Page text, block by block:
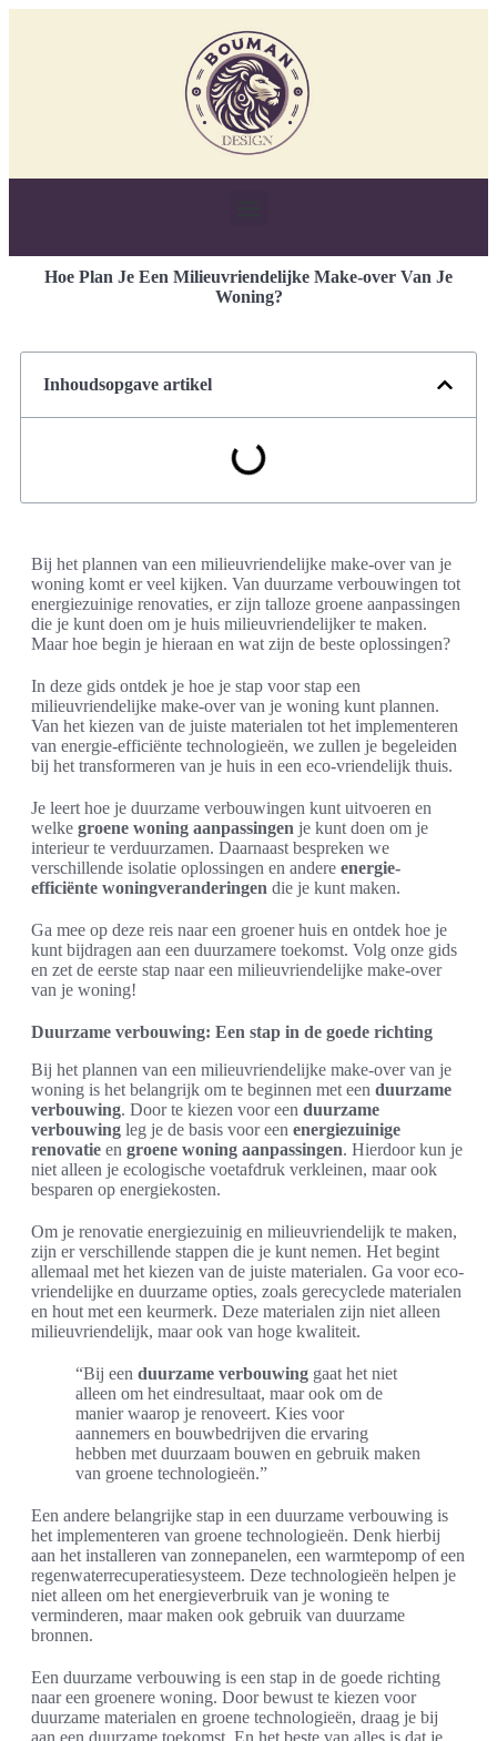
Hoe Plan Je Een Milieuvriendelijke Make-over Van Je
Woning?
Inhoudsopgave artikel
Bij het plannen van een milieuvriendelijke make-over van je
woning komt er veel kijken. Van duurzame verbouwingen tot
energiezuinige renovaties, er zijn talloze groene aanpassingen
die je kunt doen om je huis milieuvriendelijker te maken.
Maar hoe begin je hieraan en wat zijn de beste oplossingen?
In deze gids ontdek je hoe je stap voor stap een
milieuvriendelijke make-over van je woning kunt plannen.
Van het kiezen van de juiste materialen tot het implementeren
van energie-efficiënte technologieën, we zullen je begeleiden
bij het transformeren van je huis in een eco-vriendelijk thuis.
Je leert hoe je duurzame verbouwingen kunt uitvoeren en
welke groene woning aanpassingen je kunt doen om je
interieur te verduurzamen. Daarnaast bespreken we
verschillende isolatie oplossingen en andere energie-
efficiënte woningveranderingen die je kunt maken.
Ga mee op deze reis naar een groener huis en ontdek hoe je
kunt bijdragen aan een duurzamere toekomst. Volg onze gids
en zet de eerste stap naar een milieuvriendelijke make-over
van je woning!
Duurzame verbouwing: Een stap in de goede richting
Bij het plannen van een milieuvriendelijke make-over van je
woning is het belangrijk om te beginnen met een duurzame
verbouwing. Door te kiezen voor een duurzame
verbouwing leg je de basis voor een energiezuinige
renovatie en groene woning aanpassingen. Hierdoor kun je
niet alleen je ecologische voetafdruk verkleinen, maar ook
besparen op energiekosten.
Om je renovatie energiezuinig en milieuvriendelijk te maken,
zijn er verschillende stappen die je kunt nemen. Het begint
allemaal met het kiezen van de juiste materialen. Ga voor eco-
vriendelijke en duurzame opties, zoals gerecyclede materialen
en hout met een keurmerk. Deze materialen zijn niet alleen
milieuvriendelijk, maar ook van hoge kwaliteit.
“Bij een duurzame verbouwing gaat het niet
alleen om het eindresultaat, maar ook om de
manier waarop je renoveert. Kies voor
aannemers en bouwbedrijven die ervaring
hebben met duurzaam bouwen en gebruik maken
van groene technologieën.”
Een andere belangrijke stap in een duurzame verbouwing is
het implementeren van groene technologieën. Denk hierbij
aan het installeren van zonnepanelen, een warmtepomp of een
regenwaterrecuperatiesysteem. Deze technologieën helpen je
niet alleen om het energieverbruik van je woning te
verminderen, maar maken ook gebruik van duurzame
bronnen.
Een duurzame verbouwing is een stap in de goede richting
naar een groenere woning. Door bewust te kiezen voor
duurzame materialen en groene technologieën, draag je bij
aan een duurzame toekomst. En het beste van alles is dat je